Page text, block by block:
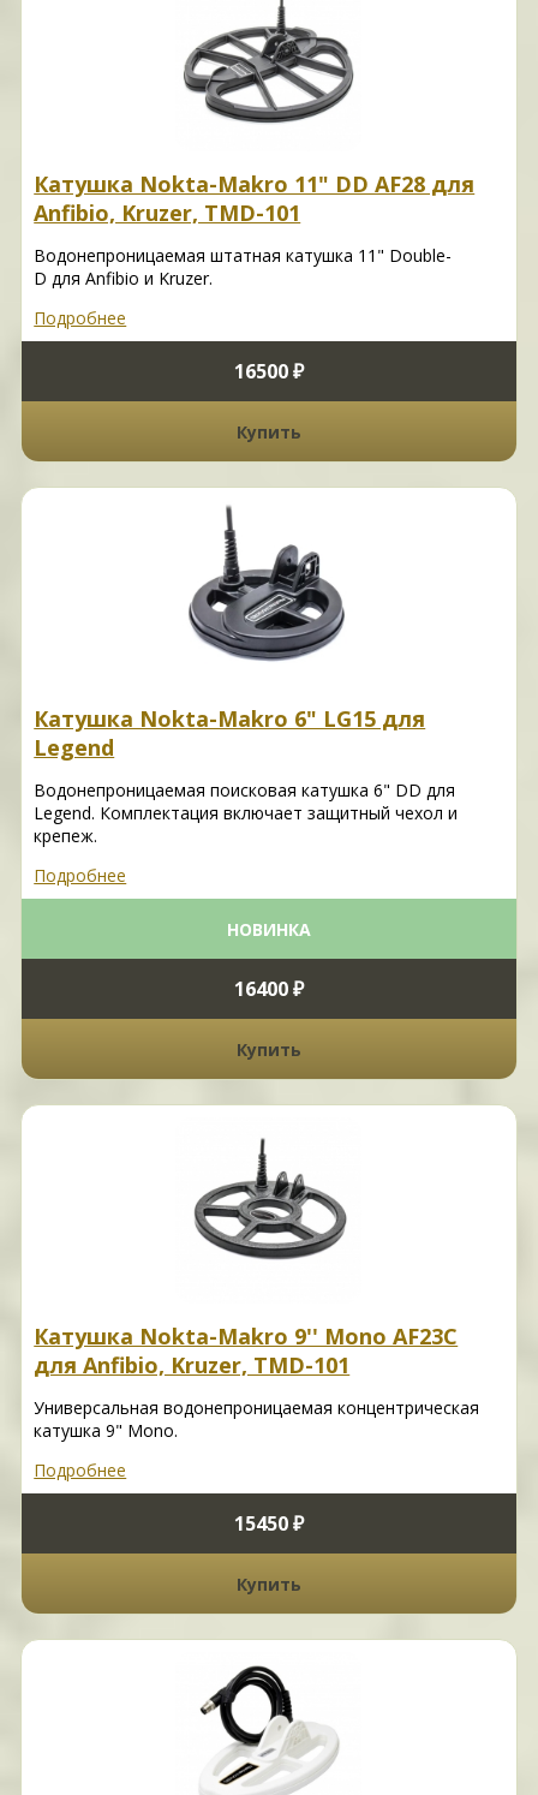
Катушка Nokta-Makro 11" DD AF28 для
Anfibio, Kruzer, TMD-101
Водонепроницаемая штатная катушка 11" Double-
D для Anfibio и Kruzer.
Подробнее
16500 ₽
Купить
Катушка Nokta-Makro 6" LG15 для
Legend
Водонепроницаемая поисковая катушка 6" DD для
Legend. Комплектация включает защитный чехол и
крепеж.
Подробнее
НОВИНКА
16400 ₽
Купить
Катушка Nokta-Makro 9'' Mono AF23C
для Anfibio, Kruzer, TMD-101
Универсальная водонепроницаемая концентрическая
катушка 9" Mono.
Подробнее
15450 ₽
Купить